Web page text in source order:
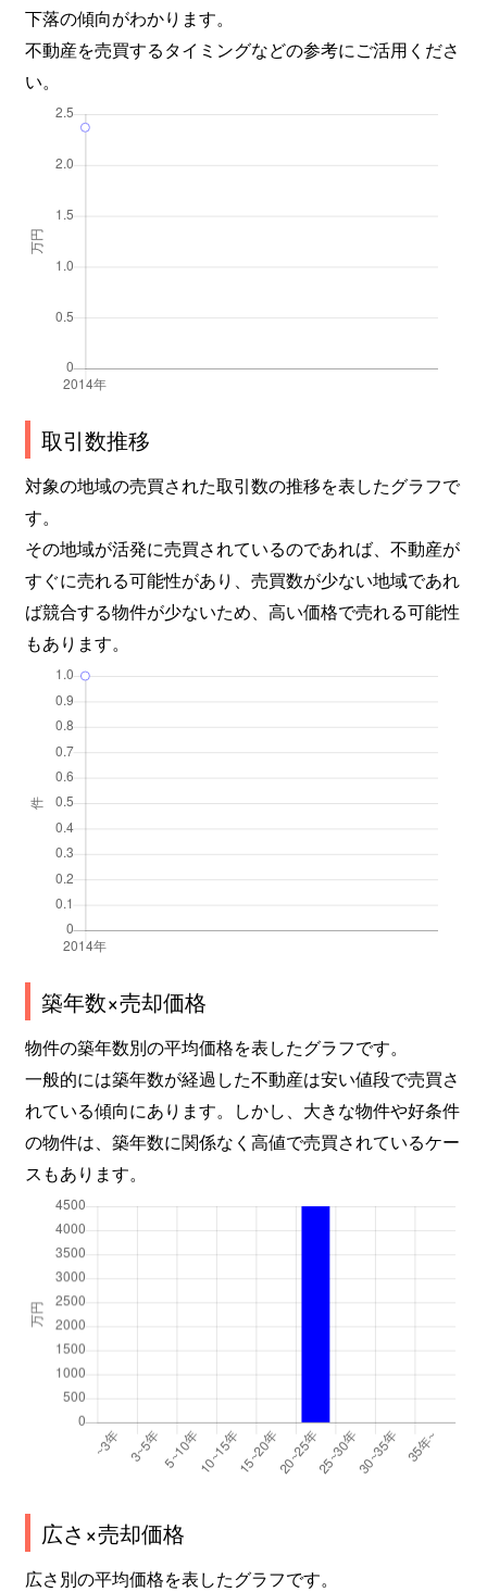
下落の傾向がわかります。
不動産を売買するタイミングなどの参考にご活用くださ
い。
取引数推移
対象の地域の売買された取引数の推移を表したグラフで
す。
その地域が活発に売買されているのであれば、不動産が
すぐに売れる可能性があり、売買数が少ない地域であれ
ば競合する物件が少ないため、高い価格で売れる可能性
もあります。
築年数×売却価格
物件の築年数別の平均価格を表したグラフです。
一般的には築年数が経過した不動産は安い値段で売買さ
れている傾向にあります。しかし、大きな物件や好条件
の物件は、築年数に関係なく高値で売買されているケー
スもあります。
広さ×売却価格
広さ別の平均価格を表したグラフです。